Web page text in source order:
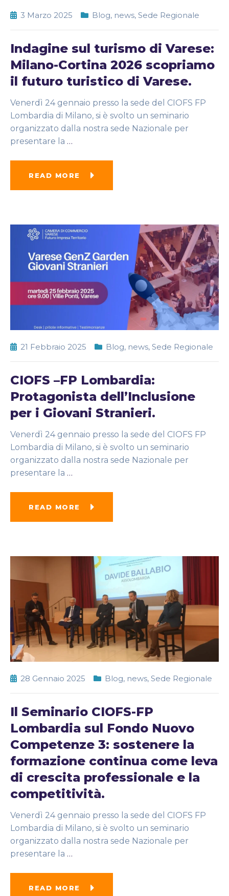
3 Marzo 2025 Blog, news, Sede Regionale
Indagine sul turismo di Varese:
Milano-Cortina 2026 scopriamo
il futuro turistico di Varese.
Venerdì 24 gennaio presso la sede del CIOFS FP
Lombardia di Milano, si è svolto un seminario
organizzato dalla nostra sede Nazionale per
presentare la …
READ MORE
21 Febbraio 2025 Blog, news, Sede Regionale
CIOFS –FP Lombardia:
Protagonista dell’Inclusione
per i Giovani Stranieri.
Venerdì 24 gennaio presso la sede del CIOFS FP
Lombardia di Milano, si è svolto un seminario
organizzato dalla nostra sede Nazionale per
presentare la …
READ MORE
28 Gennaio 2025 Blog, news, Sede Regionale
Il Seminario CIOFS-FP
Lombardia sul Fondo Nuovo
Competenze 3: sostenere la
formazione continua come leva
di crescita professionale e la
competitività.
Venerdì 24 gennaio presso la sede del CIOFS FP
Lombardia di Milano, si è svolto un seminario
organizzato dalla nostra sede Nazionale per
presentare la …
READ MORE